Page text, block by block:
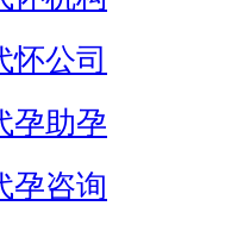
怀公司
孕助孕
孕咨询